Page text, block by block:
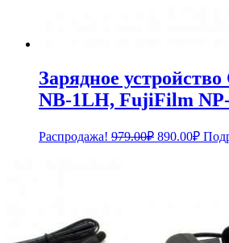
Зарядное
NB-1LH, FujiFilm NP-
Распродажа! 979.00₽ 890.00₽
цена: